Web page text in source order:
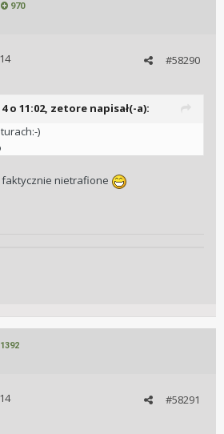
970
#58290
o 11:02, zetore napisał(-a):
)
nietrafione
1392
#58291